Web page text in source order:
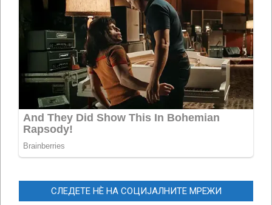
СЛЕДЕТЕ НЀ НА СОЦИЈАЛНИТЕ МРЕЖИ